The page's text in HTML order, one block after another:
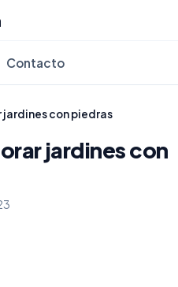
Contacto
jardines con piedras
jardines con